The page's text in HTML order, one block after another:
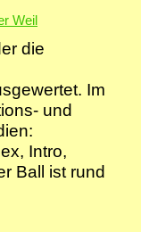
Weil
die
Im
und
Intro,
Ball ist rund